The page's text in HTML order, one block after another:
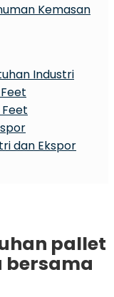
Kemasan
Industri
dan Ekspor
pallet
bersama